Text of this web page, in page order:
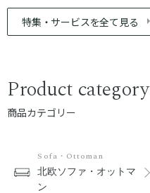
特集・サービスを全て見る
Product category
商品カテゴリー
Sofa・Ottoman
北欧ソファ・オットマ
ン